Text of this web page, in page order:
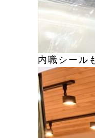
内職シール